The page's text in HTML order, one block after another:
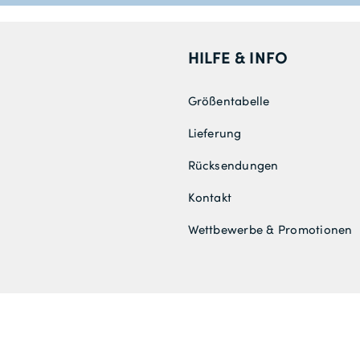
HILFE & INFO
Größentabelle
Lieferung
Rücksendungen
Kontakt
Wettbewerbe & Promotionen